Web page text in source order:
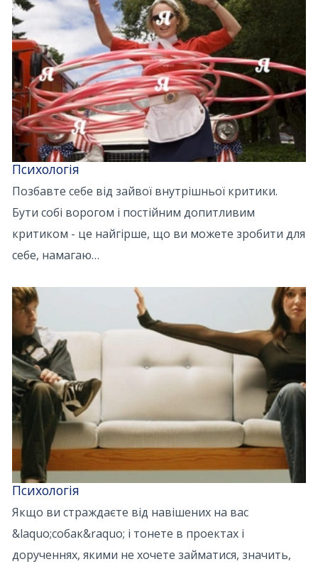
Психологія
Позбавте себе від зайвої внутрішньої критики.
Бути собі ворогом і постійним допитливим
критиком - це найгірше, що ви можете зробити для
себе, намагаю…
Психологія
Якщо ви страждаєте від навішених на вас
&laquo;собак&raquo; і тонете в проектах і
дорученнях, якими не хочете займатися, значить,